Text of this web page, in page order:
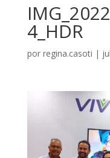
4_HDR
por regina.casoti |